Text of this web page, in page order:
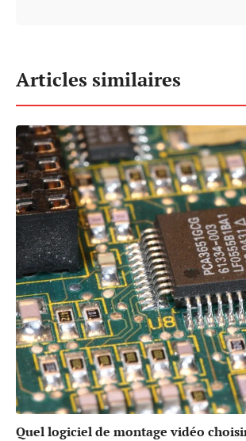
Articles similaires
Quel logiciel de montage vidéo